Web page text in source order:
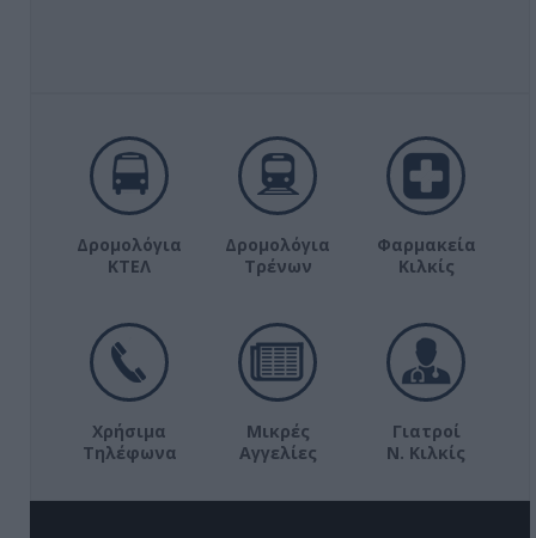
Δρομολόγια
ΚΤΕΛ
Δρομολόγια
Τρένων
Φαρμακεία
Κιλκίς
Χρήσιμα
Τηλέφωνα
Μικρές
Αγγελίες
Γιατροί
Ν. Κιλκίς